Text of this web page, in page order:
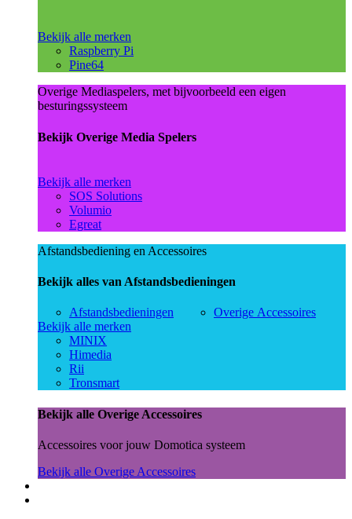
Bekijk alle merken
Raspberry Pi
Pine64
Overige Mediaspelers, met bijvoorbeeld een eigen
besturingssysteem
Bekijk Overige Media Spelers
Bekijk alle merken
SOS Solutions
Volumio
Egreat
Afstandsbediening en Accessoires
Bekijk alles van Afstandsbedieningen
Afstandsbedieningen
Overige Accessoires
Bekijk alle merken
MINIX
Himedia
Rii
Tronsmart
Bekijk alle Overige Accessoires
Accessoires voor jouw Domotica systeem
Bekijk alle Overige Accessoires